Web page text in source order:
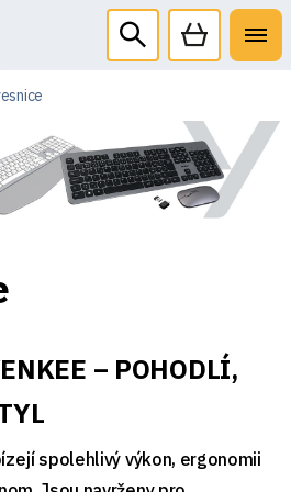
– POHODLÍ,
spolehlivý výkon, ergonomii